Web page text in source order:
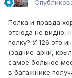
Полка и правда
отсюда не видно,
полку? У 126 это
(задние арки,
самое больное
в багажнике